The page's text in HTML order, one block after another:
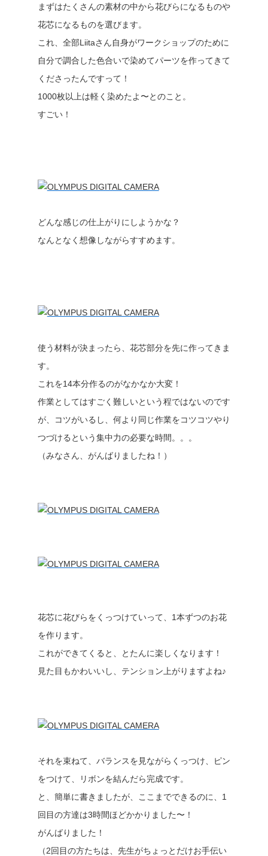
まずはたくさんの素材の中から花びらになるものや
花芯になるものを選びます。
これ、全部Liitaさん自身がワークショップのために
自分で調合した色合いで染めてパーツを作ってきて
くださったんですって！
1000枚以上は軽く染めたよ〜とのこと。
すごい！
どんな感じの仕上がりにしようかな？
なんとなく想像しながらすすめます。
使う材料が決まったら、花芯部分を先に作ってきま
す。
これを14本分作るのがなかなか大変！
作業としてはすごく難しいという程ではないのです
が、コツがいるし、何より同じ作業をコツコツやり
つづけるという集中力の必要な時間。。。
（みなさん、がんばりましたね！）
花芯に花びらをくっつけていって、1本ずつのお花
を作ります。
これができてくると、とたんに楽しくなります！
見た目もかわいいし、テンション上がりますよね♪
それを束ねて、バランスを見ながらくっつけ、ピン
をつけて、リボンを結んだら完成です。
と、簡単に書きましたが、ここまでできるのに、1
回目の方達は3時間ほどかかりました〜！
がんばりました！
（2回目の方たちは、先生がちょっとだけお手伝い